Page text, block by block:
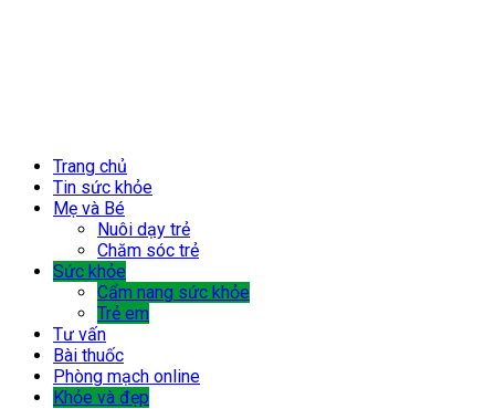
Trang chủ
Tin sức khỏe
Mẹ và Bé
Nuôi dạy trẻ
Chăm sóc trẻ
Sức khỏe
Cẩm nang sức khỏe
Trẻ em
Tư vấn
Bài thuốc
Phòng mạch online
Khỏe và đẹp